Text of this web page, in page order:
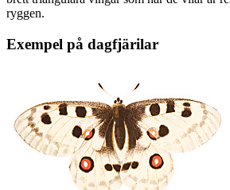
ryggen.
Exempel på dagfjärilar